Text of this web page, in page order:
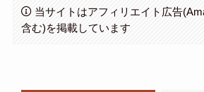
当サイトはアフィリエイト広告
含む)を掲載しています